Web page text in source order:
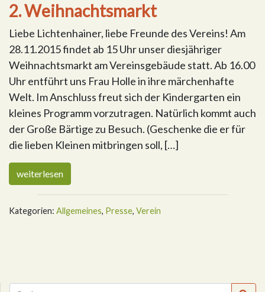
2. Weihnachtsmarkt
Liebe Lichtenhainer, liebe Freunde des Vereins! Am
28.11.2015 findet ab 15 Uhr unser diesjähriger
Weihnachtsmarkt am Vereinsgebäude statt. Ab 16.00
Uhr entführt uns Frau Holle in ihre märchenhafte
Welt. Im Anschluss freut sich der Kindergarten ein
kleines Programm vorzutragen. Natürlich kommt auch
der Große Bärtige zu Besuch. (Geschenke die er für
die lieben Kleinen mitbringen soll, […]
weiterlesen
Kategorien: Allgemeines, Presse, Verein